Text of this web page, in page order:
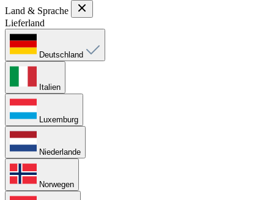
Land & Sprache
Lieferland
Deutschland
Italien
Luxemburg
Niederlande
Norwegen